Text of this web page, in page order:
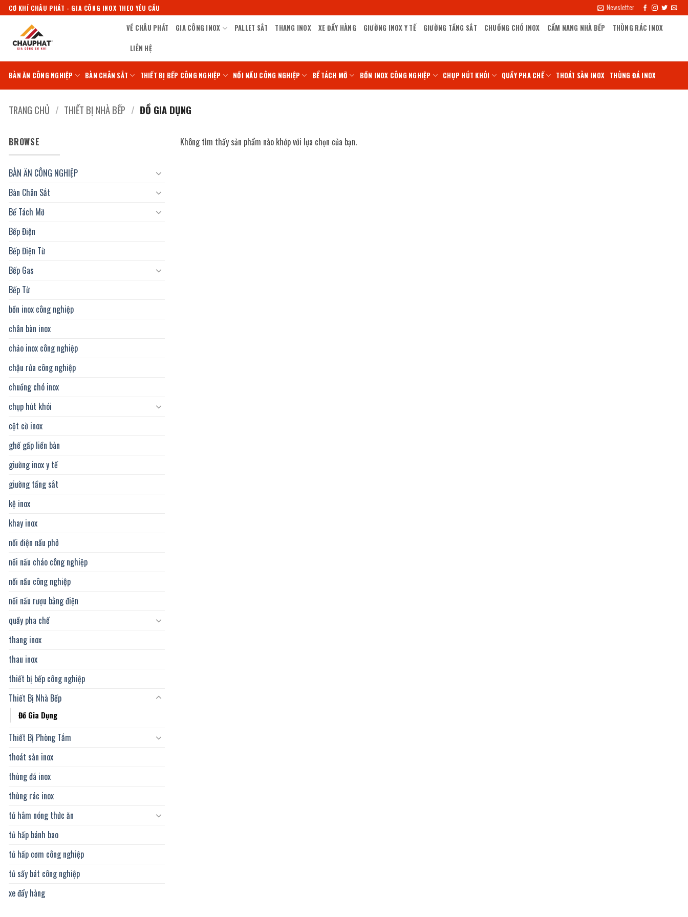
qua
dung
CƠ KHÍ CHÂU PHÁT - GIA CÔNG INOX THEO YÊU CẦU Newsletter
VỀ CHÂU PHÁT GIA CÔNG INOX PALLET SẮT THANG INOX XE ĐẨY HÀNG GIƯỜNG INOX Y TẾ GIƯỜNG TẦNG SẮT CHUỒNG CHÓ INOX CẨM NANG NHÀ BẾP THÙNG RÁC INOX
LIÊN HỆ
BÀN ĂN CÔNG NGHIỆP BÀN CHÂN SẮT THIẾT BỊ BẾP CÔNG NGHIỆP NỒI NẤU CÔNG NGHIỆP BỂ TÁCH MỠ BỒN INOX CÔNG NGHIỆP CHỤP HÚT KHÓI QUẦY PHA CHẾ THOÁT SÀN INOX THÙNG ĐÁ INOX
TRANG CHỦ / THIẾT BỊ NHÀ BẾP / ĐỒ GIA DỤNG
BROWSE
BÀN ĂN CÔNG NGHIỆP
Bàn Chân Sắt
Bể Tách Mỡ
Bếp Điện
Bếp Điện Từ
Bếp Gas
Bếp Từ
bồn inox công nghiệp
chân bàn inox
chảo inox công nghiệp
chậu rửa công nghiệp
chuồng chó inox
chụp hút khói
cột cờ inox
ghế gấp liền bàn
giường inox y tế
giường tầng sắt
kệ inox
khay inox
nồi điện nấu phở
nồi nấu cháo công nghiệp
nồi nấu công nghiệp
nồi nấu rượu bằng điện
quầy pha chế
thang inox
thau inox
thiết bị bếp công nghiệp
Thiết Bị Nhà Bếp
Đồ Gia Dụng
Thiết Bị Phòng Tắm
thoát sàn inox
thùng đá inox
thùng rác inox
tủ hâm nóng thức ăn
tủ hấp bánh bao
tủ hấp cơm công nghiệp
tủ sấy bát công nghiệp
xe đẩy hàng
Không tìm thấy sản phẩm nào khớp với lựa chọn của bạn.